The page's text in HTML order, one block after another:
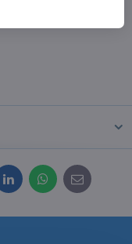
LinkedInWhatsApp
E-
mail